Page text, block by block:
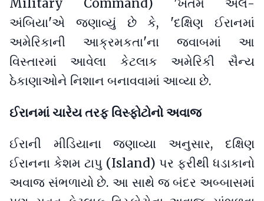
Military Command) 'ખતમ અલ-
અંબિયા'એ જણાવ્યું છે કે, 'દક્ષિણ ઈરાનમાં
અમેરિકાની આક્રમકતા'ના જવાબમાં આ
વિસ્તારમાં આવેલા કેટલાક અમેરિકી સૈન્ય
ઠેકાણાઓને નિશાન બનાવવામાં આવ્યા છે.
ઈરાનમાં ચારેય તરફ વિસ્ફોટોનો અવાજ
ઈરાની મીડિયાના જણાવ્યા અનુસાર, દક્ષિણ
ઈરાનના કેશમ ટાપુ (Island) પર ફરીથી ધડાકાનો
અવાજ સંભળાયો છે. આ સાથે જ બંદર અબ્બાસમાં